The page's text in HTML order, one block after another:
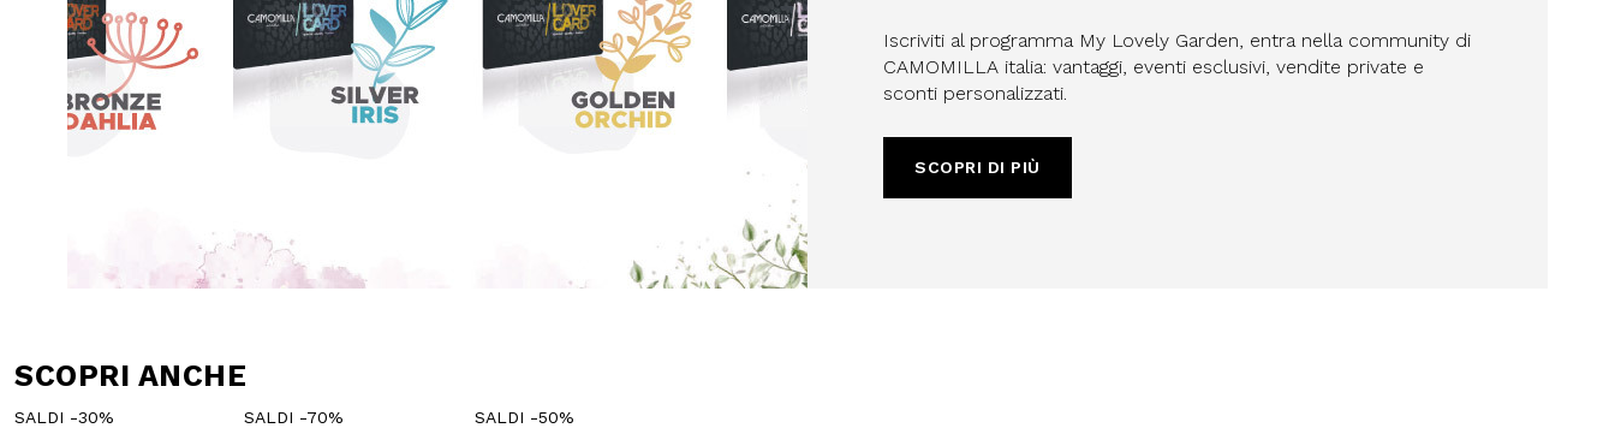
Iscriviti al programma My Lovely Garden, entra nella community di
CAMOMILLA italia: vantaggi, eventi esclusivi, vendite private e
sconti personalizzati.
SCOPRI DI PIÙ
SCOPRI ANCHE
SALDI -30% SALDI -70% SALDI -50%